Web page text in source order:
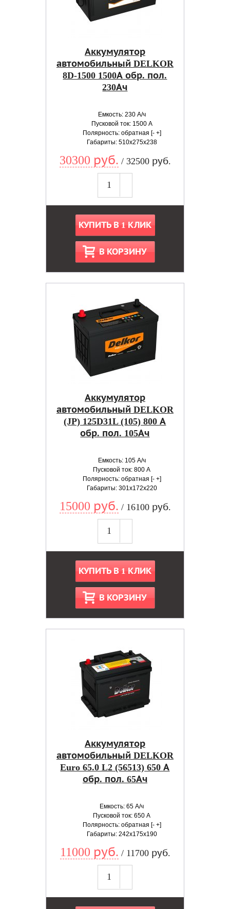
Аккумулятор
автомобильный DELKOR
8D-1500 1500А обр. пол.
230Ач
Емкость: 230 А/ч
Пусковой ток: 1500 А
Полярность: обратная [- +]
Габариты: 510x275x238
30300 руб. / 32500 руб.
КУПИТЬ В 1 КЛИК
В КОРЗИНУ
Аккумулятор
автомобильный DELKOR
(JP) 125D31L (105) 800 А
обр. пол. 105Ач
Емкость: 105 А/ч
Пусковой ток: 800 А
Полярность: обратная [- +]
Габариты: 301x172x220
15000 руб. / 16100 руб.
КУПИТЬ В 1 КЛИК
В КОРЗИНУ
Аккумулятор
автомобильный DELKOR
Euro 65.0 L2 (56513) 650 А
обр. пол. 65Ач
Емкость: 65 А/ч
Пусковой ток: 650 А
Полярность: обратная [- +]
Габариты: 242x175x190
11000 руб. / 11700 руб.